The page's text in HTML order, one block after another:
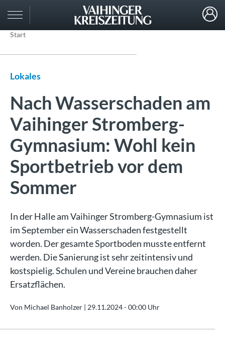
Start
Lokales
Nach Wasserschaden am
Vaihinger Stromberg-
Gymnasium: Wohl kein
Sportbetrieb vor dem
Sommer
In der Halle am Vaihinger Stromberg-Gymnasium ist
im September ein Wasserschaden festgestellt
worden. Der gesamte Sportboden musste entfernt
werden. Die Sanierung ist sehr zeitintensiv und
kostspielig. Schulen und Vereine brauchen daher
Ersatzflächen.
Von Michael Banholzer | 29.11.2024 - 00:00 Uhr